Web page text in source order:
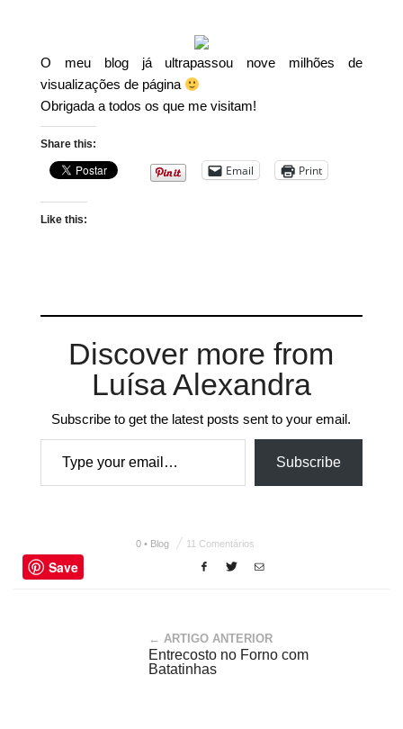
O meu blog já ultrapassou nove milhões de
visualizações de página
Obrigada a todos os que me visitam!
Share this:
Email Print
Like this:
Discover more from
Luísa Alexandra
Subscribe to get the latest posts sent to your email.
Type your email…
Subscribe
0 • Blog 11 Comentários
Save
← ARTIGO ANTERIOR
Entrecosto no Forno com
Batatinhas